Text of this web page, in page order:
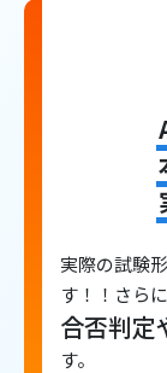
実際の試験
す！！さら
合否判定
す。